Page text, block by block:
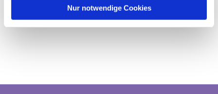
Nur notwendige Cookies